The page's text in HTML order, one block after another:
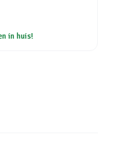
in huis!